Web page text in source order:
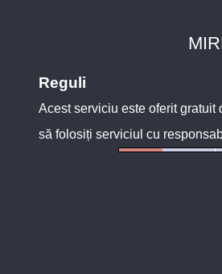
Reguli
Acest serviciu este oferit gratuit
să folosiți serviciul cu